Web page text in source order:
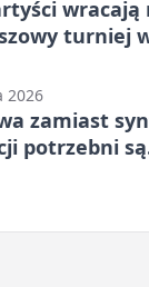
wracają
turniej
2026
zamiast
potrzebni są